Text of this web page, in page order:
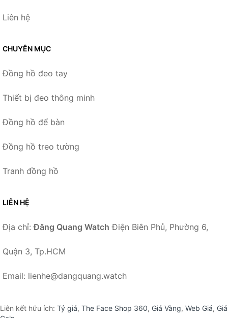
Liên hệ
CHUYÊN MỤC
Đồng hồ đeo tay
Thiết bị đeo thông minh
Đồng hồ để bàn
Đồng hồ treo tường
Tranh đồng hồ
LIÊN HỆ
Địa chỉ:Đăng Quang Watch Điện Biên Phủ, Phường 6,
Quận 3, Tp.HCM
Email: lienhe@dangquang.watch
Liên kết hữu ích: Tỷ giá, The Face Shop 360, Giá Vàng, Web Giá, Giá